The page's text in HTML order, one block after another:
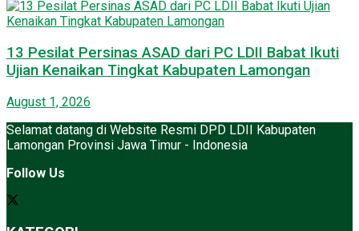
13 Pesilat Persinas ASAD dari PC LDII Babat Ikuti
Ujian Kenaikan Tingkat Kabupaten Lamongan
August 1, 2026
Selamat datang di Website Resmi DPD LDII Kabupaten
Lamongan Provinsi Jawa Timur - Indonesia
Follow Us